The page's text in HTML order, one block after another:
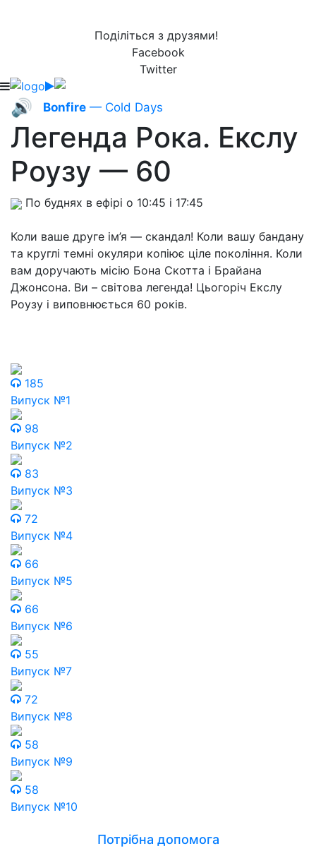
Поділіться з друзями!
Facebook
Twitter
🔊 Bonfire — Cold Days
Легенда Рока. Екслу
Роузу — 60
По буднях в ефірі о 10:45 і 17:45
Коли ваше друге ім’я — скандал! Коли вашу бандану
та круглі темні окуляри копіює ціле покоління. Коли
вам доручають місію Бона Скотта і Брайана
Джонсона. Ви – світова легенда! Цьогоріч Екслу
Роузу і виповнюється 60 років.
185
Випуск №1
98
Випуск №2
83
Випуск №3
72
Випуск №4
66
Випуск №5
66
Випуск №6
55
Випуск №7
72
Випуск №8
58
Випуск №9
58
Випуск №10
Потрібна допомога